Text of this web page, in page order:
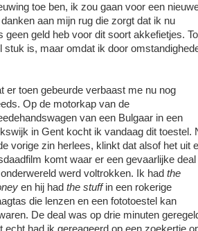
toe ben, ik zou gaan voor een
aan mijn rug die zorgt dat ik nu
geen geld heb voor dit soort akkefietjes.
is, maar omdat ik door
er toen gebeurde verbaast me nu nog
Op de motorkap van de
van een Bulgaar in een
in Gent kocht ik vandaag dit toestel.
vorige zin herlees, klinkt dat alsof het uit
komt waar er een gevaarlijke deal
werd voltrokken. Ik had the
en hij had the stuffin een rokerige
die lenzen en een fototoestel kan
De deal was op drie minuten